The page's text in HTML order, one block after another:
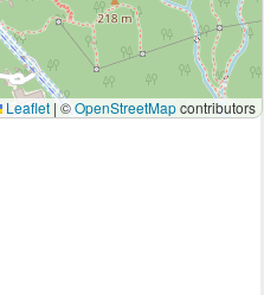
Leaflet | ©OpenStreetMapcontributors